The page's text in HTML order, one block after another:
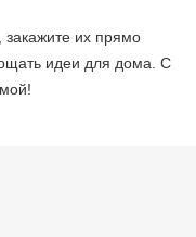
закажите их прямо
идеи для дома. С